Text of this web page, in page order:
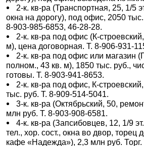
2-к. кв-ра (Транспортная, 25, 1/5
окна на дорогу), под офис, 2050
8-903-985-6853, 46-28-28.
2-к. кв-ра под офис (К-
м), цена договорная. Т. 8-906-931-
2-к. кв-ра под офис или магазин
полном., 43 кв. м), 1850 тыс. руб.,
готовы. Т. 8-903-941-8653.
2-к. кв-ра под офис, К-
тыс. руб. Т. 8-909-514-5041.
3-к. кв-ра (Октябрьский, 50,
млн руб. Т. 8-903-908-6581.
4-к. кв-ра (Запсибовцев, 12, 1/9
тел., хор. сост., окна во двор,
кафе «Надежда»), 2,3 млн руб.